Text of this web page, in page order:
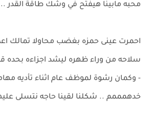
محبه مابينا هيفتح في وشك طاقة القدر ..
احمرت عينى حمزه بغضب محاولا تمالك
سلاحه من وراء ظهره ليشد اجزاءه بحده
- وكمان رشوة لموظف عام اثناء تأديه
خدهمممم .. شكلنا لقينا حاجه نتسلى